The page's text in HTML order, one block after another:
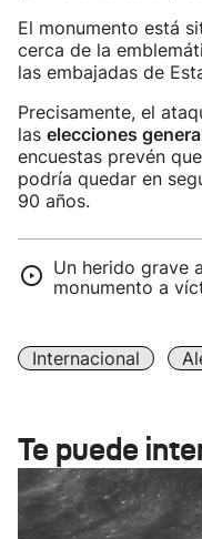
El monumento está
cerca de la
las embajadas de
Precisamente, el
las elecciones
encuestas prevén
podría quedar en
90 años.
Un herido grave
monumento a
Internacional
Te puede